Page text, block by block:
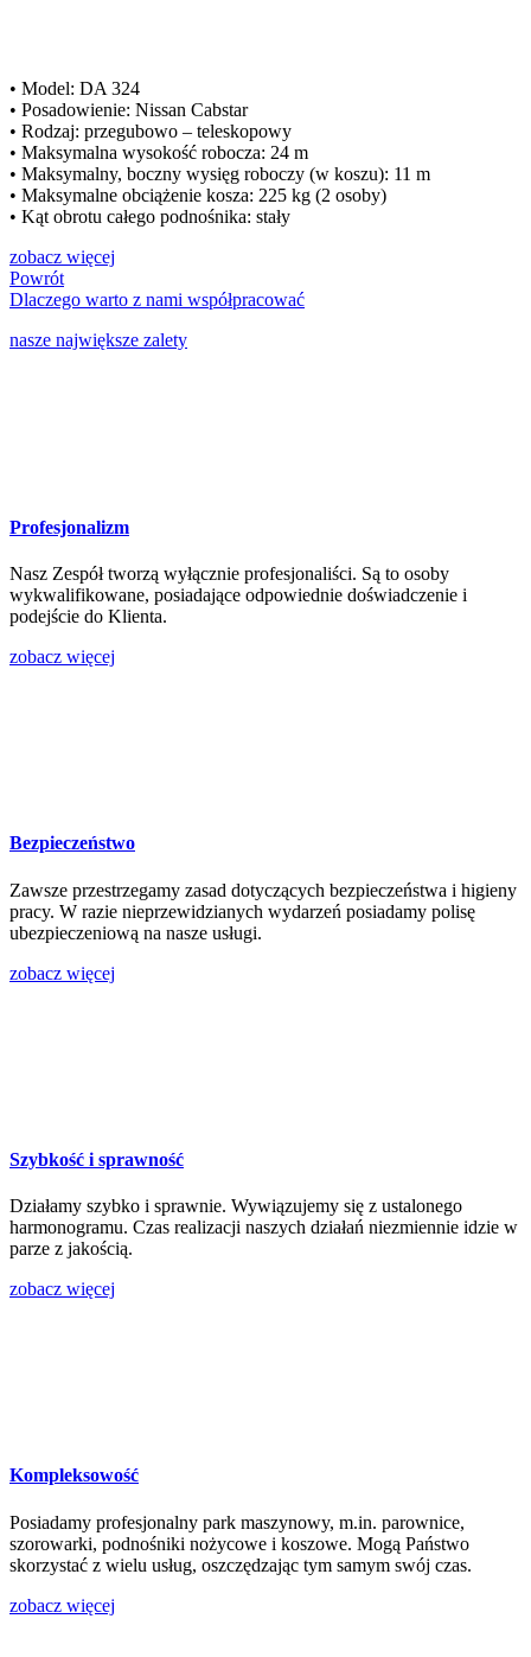
• Model: DA 324
• Posadowienie: Nissan Cabstar
• Rodzaj: przegubowo – teleskopowy
• Maksymalna wysokość robocza: 24 m
• Maksymalny, boczny wysięg roboczy (w koszu): 11 m
• Maksymalne obciążenie kosza: 225 kg (2 osoby)
• Kąt obrotu całego podnośnika: stały
zobacz więcej
Powrót
Dlaczego warto z nami współpracować
nasze największe zalety
Profesjonalizm
Nasz Zespół tworzą wyłącznie profesjonaliści. Są to osoby
wykwalifikowane, posiadające odpowiednie doświadczenie i
podejście do Klienta.
zobacz więcej
Bezpieczeństwo
Zawsze przestrzegamy zasad dotyczących bezpieczeństwa i higieny
pracy. W razie nieprzewidzianych wydarzeń posiadamy polisę
ubezpieczeniową na nasze usługi.
zobacz więcej
Szybkość i sprawność
Działamy szybko i sprawnie. Wywiązujemy się z ustalonego
harmonogramu. Czas realizacji naszych działań niezmiennie idzie w
parze z jakością.
zobacz więcej
Kompleksowość
Posiadamy profesjonalny park maszynowy, m.in. parownice,
szorowarki, podnośniki nożycowe i koszowe. Mogą Państwo
skorzystać z wielu usług, oszczędzając tym samym swój czas.
zobacz więcej